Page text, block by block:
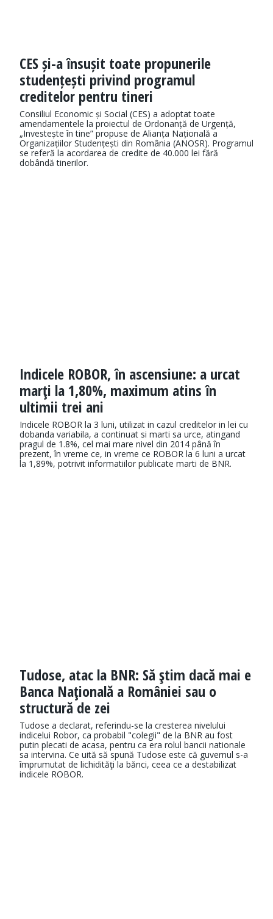
CES și-a însușit toate propunerile
studențești privind programul
creditelor pentru tineri
Consiliul Economic și Social (CES) a adoptat toate
amendamentele la proiectul de Ordonanță de Urgență,
„Investește în tine” propuse de Alianța Națională a
Organizațiilor Studențești din România (ANOSR). Programul
se referă la acordarea de credite de 40.000 lei fără
dobândă tinerilor.
Indicele ROBOR, în ascensiune: a urcat
marţi la 1,80%, maximum atins în
ultimii trei ani
Indicele ROBOR la 3 luni, utilizat in cazul creditelor in lei cu
dobanda variabila, a continuat si marti sa urce, atingand
pragul de 1.8%, cel mai mare nivel din 2014 până în
prezent, în vreme ce, in vreme ce ROBOR la 6 luni a urcat
la 1,89%, potrivit informatiilor publicate marti de BNR.
Tudose, atac la BNR: Să ştim dacă mai e
Banca Naţională a României sau o
structură de zei
Tudose a declarat, referindu-se la cresterea nivelului
indicelui Robor, ca probabil "colegii" de la BNR au fost
putin plecati de acasa, pentru ca era rolul bancii nationale
sa intervina. Ce uită să spună Tudose este că guvernul s-a
împrumutat de lichidităţi la bănci, ceea ce a destabilizat
indicele ROBOR.